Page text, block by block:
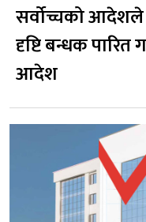
सर्वोच्चको आदेशले
दृष्टि बन्धक
आदेश